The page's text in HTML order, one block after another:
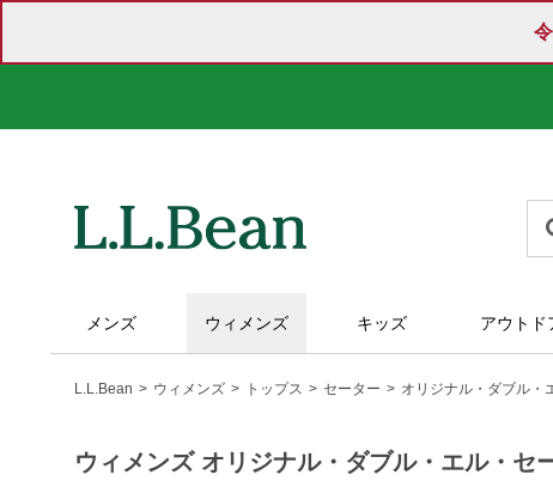
メンズ ウィメンズ キッズ アウトド
L.L.Bean ウィメンズ トップス セーター オリジナル・ダブル
ウィメンズ オリジナル・ダブル・エル・